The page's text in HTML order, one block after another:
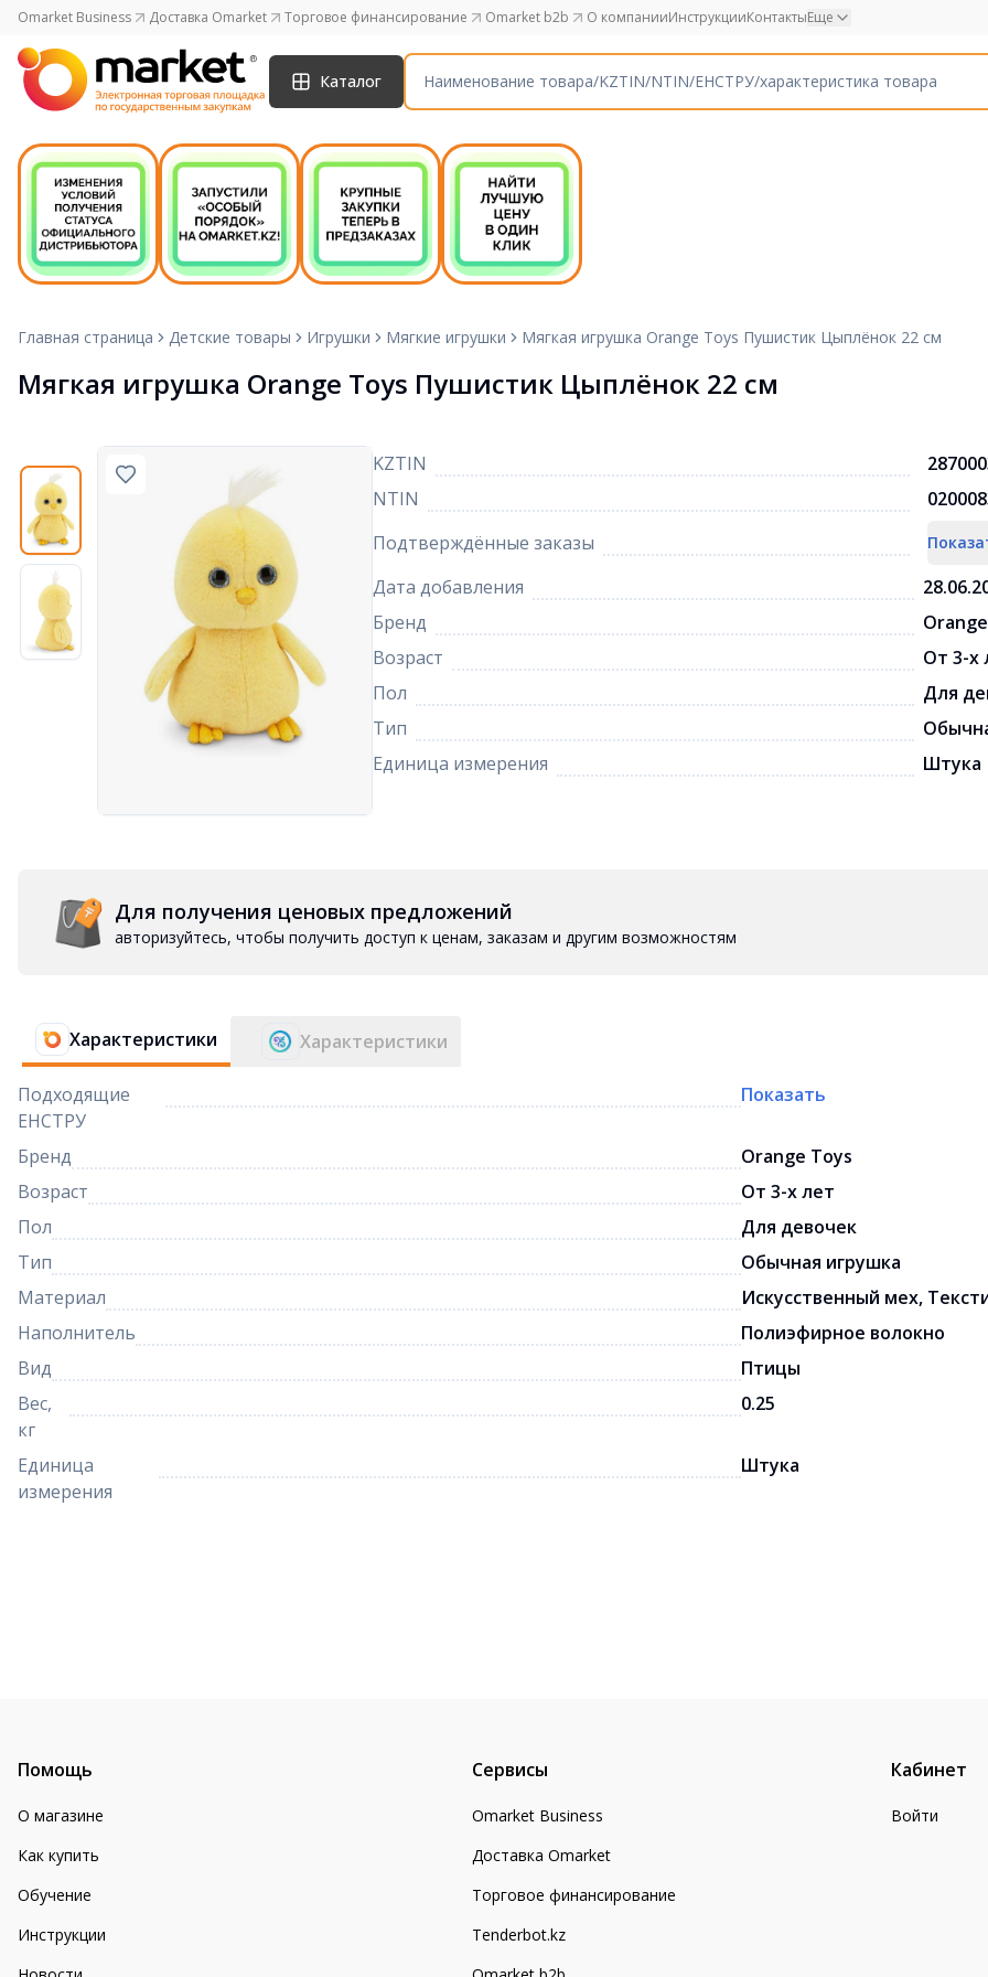
Omarket Business Доставка Omarket Торговое финансирование Omarket b2b О компанииИнструкцииКонтактыЕще
Каталог
Главная страница Детские товары Игрушки Мягкие игрушки Мягкая игрушка Orange Toys Пушистик Цыплёнок 22 см
Мягкая игрушка Orange Toys Пушистик Цыплёнок 22 см
KZTIN
NTIN
Подтверждённые заказы
Дата добавления
Бренд
Возраст
От 3-х
Пол
Для
Тип
Единица измерения
Штука
Для получения ценовых предложений
авторизуйтесь, чтобы получить доступ к ценам, заказам и другим возможностям
Характеристики Характеристики
Подходящие
ЕНСТРУ
Показать
Бренд
Orange Toys
Возраст
От 3-х лет
Пол
Для девочек
Тип
Обычная игрушка
Материал
Искусственный мех,
Наполнитель
Полиэфирное волокно
Вид
Птицы
Вес,
кг
0.25
Единица
измерения
Штука
Помощь
О магазине
Как купить
Обучение
Инструкции
Сервисы
Omarket Business
Доставка Omarket
Торговое финансирование
Tenderbot.kz
Кабинет
Войти